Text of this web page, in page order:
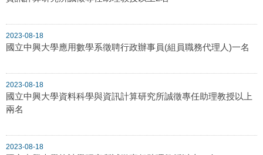
2023-08-18
國立中興大學應用數學系徵聘行政辦事員(組員職務代理人)一名
2023-08-18
國立中興大學資料科學與資訊計算研究所誠徵專任助理教授以上
兩名
2023-08-18